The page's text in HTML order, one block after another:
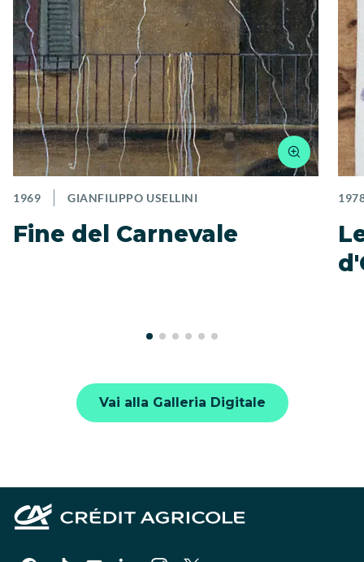
1969 GIANFILIPPO USELLINI
Fine del Carnevale
Vai alla Galleria Digitale